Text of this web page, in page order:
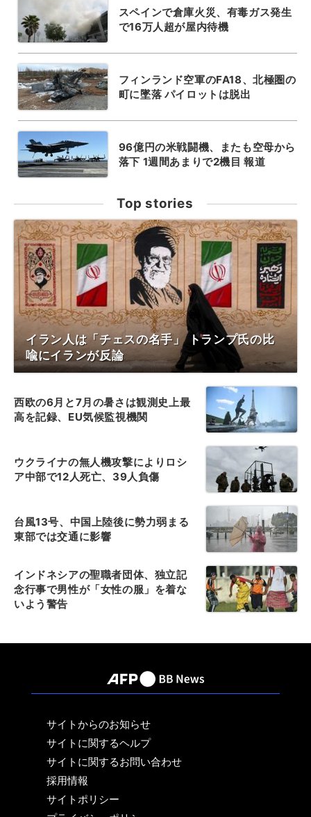
スペインで倉庫火災、有毒ガス発生
で16万人超が屋内待機
フィンランド空軍のFA18、北極圏の
町に墜落 パイロットは脱出
96億円の米戦闘機、またも空母から
落下 1週間あまりで2機目 報道
Top stories
イラン人は「チェスの名手」 トランプ氏の比
喩にイランが反論
西欧の6月と7月の暑さは観測史上最
高を記録、EU気候監視機関
ウクライナの無人機攻撃によりロシ
ア中部で12人死亡、39人負傷
台風13号、中国上陸後に勢力弱まる
東部では交通に影響
インドネシアの聖職者団体、独立記
念行事で男性が「女性の服」を着な
いよう警告
サイトからのお知らせ
サイトに関するヘルプ
サイトに関するお問い合わせ
採用情報
サイトポリシー